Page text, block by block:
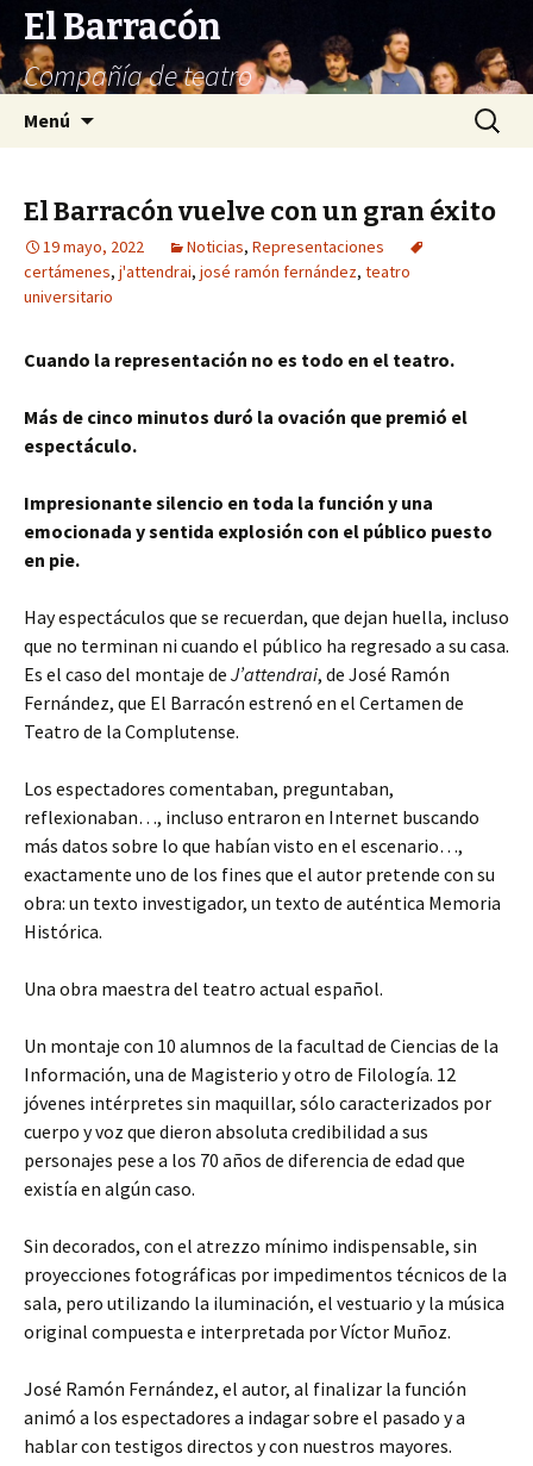
El Barracón
Compañía de teatro
Menú Buscar:
El Barracón vuelve con un gran éxito
19 mayo, 2022 Noticias, Representaciones
certámenes, j'attendrai, josé ramón fernández, teatro
universitario
Cuando la representación no es todo en el teatro.
Más de cinco minutos duró la ovación que premió el
espectáculo.
Impresionante silencio en toda la función y una
emocionada y sentida explosión con el público puesto
en pie.
Hay espectáculos que se recuerdan, que dejan huella, incluso
que no terminan ni cuando el público ha regresado a su casa.
Es el caso del montaje de J’attendrai, de José Ramón
Fernández, que El Barracón estrenó en el Certamen de
Teatro de la Complutense.
Los espectadores comentaban, preguntaban,
reflexionaban…, incluso entraron en Internet buscando
más datos sobre lo que habían visto en el escenario…,
exactamente uno de los fines que el autor pretende con su
obra: un texto investigador, un texto de auténtica Memoria
Histórica.
Una obra maestra del teatro actual español.
Un montaje con 10 alumnos de la facultad de Ciencias de la
Información, una de Magisterio y otro de Filología. 12
jóvenes intérpretes sin maquillar, sólo caracterizados por
cuerpo y voz que dieron absoluta credibilidad a sus
personajes pese a los 70 años de diferencia de edad que
existía en algún caso.
Sin decorados, con el atrezzo mínimo indispensable, sin
proyecciones fotográficas por impedimentos técnicos de la
sala, pero utilizando la iluminación, el vestuario y la música
original compuesta e interpretada por Víctor Muñoz.
José Ramón Fernández, el autor, al finalizar la función
animó a los espectadores a indagar sobre el pasado y a
hablar con testigos directos y con nuestros mayores.